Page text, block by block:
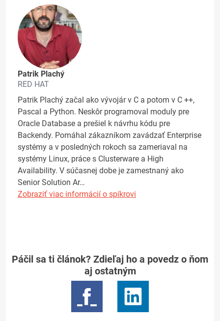
Patrik Plachý
RED HAT
Patrik Plachý začal ako vývojár v C a potom v C ++,
Pascal a Python. Neskôr programoval moduly pre
Oracle Database a prešiel k návrhu kódu pre
Backendy. Pomáhal zákazníkom zavádzať Enterprise
systémy a v posledných rokoch sa zameriaval na
systémy Linux, práce s Clusterware a High
Availability. V súčasnej dobe je zamestnaný ako
Senior Solution Ar…
Zobraziť viac informácií o spíkrovi
Páčil sa ti článok? Zdieľaj ho a povedz o ňom
aj ostatným